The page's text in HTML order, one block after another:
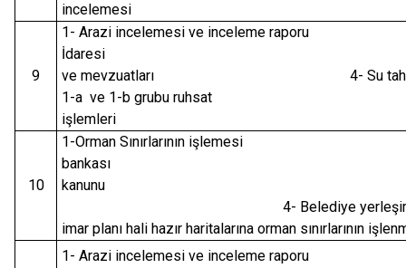
incelemesi
9
1- Arazi incelemesi ve inceleme raporu
İdaresi 3- Kendi
ve mevzuatları 4- Su tahsisi,
1-a ve 1-b grubu ruhsat
10
1-Orman Sınırlarının
bankası 3-
kanunu
4- Belediye yerleşim
imar planı hali hazır haritalarına orman sınırlarının
1- Arazi incelemesi ve inceleme